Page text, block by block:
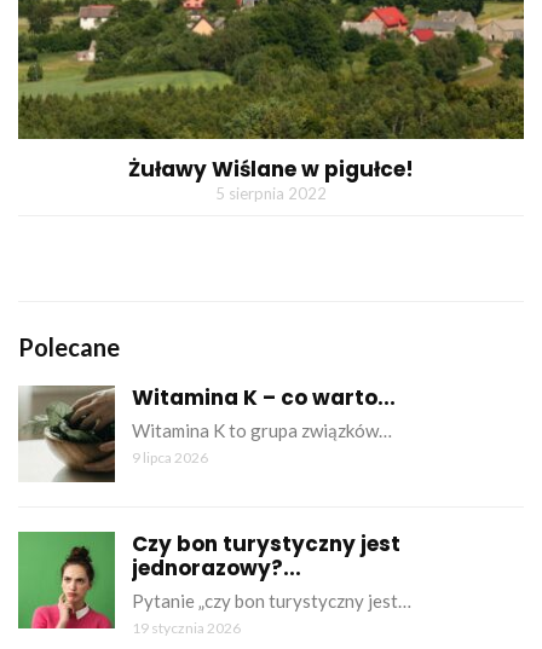
Żuławy Wiślane w pigułce!
5 sierpnia 2022
Polecane
Witamina K – co warto...
Witamina K to grupa związków…
9 lipca 2026
Czy bon turystyczny jest
jednorazowy?...
Pytanie „czy bon turystyczny jest…
19 stycznia 2026